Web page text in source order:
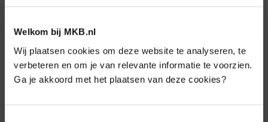
Welkom bij MKB.nl
Wij plaatsen cookies om deze website te analyseren, te
verbeteren en om je van relevante informatie te voorzien.
Ga je akkoord met het plaatsen van deze cookies?
Schrijf je in
Direct naar
Over ons